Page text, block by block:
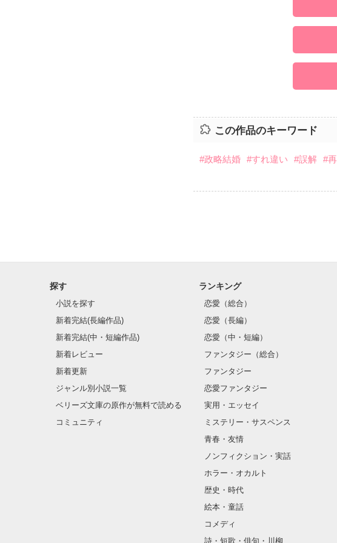
この作品のキーワード
#政略結婚 #すれ違い #誤解 #
探す
小説を探す
新着完結(長編作品)
新着完結(中・短編作品)
新着レビュー
新着更新
ジャンル別小説一覧
ベリーズ文庫の原作が無料で読める
コミュニティ
ランキング
恋愛（総合）
恋愛（長編）
恋愛（中・短編）
ファンタジー（総合）
ファンタジー
恋愛ファンタジー
実用・エッセイ
ミステリー・サスペンス
青春・友情
ノンフィクション・実話
ホラー・オカルト
歴史・時代
絵本・童話
コメディ
詩・短歌・俳句・川柳